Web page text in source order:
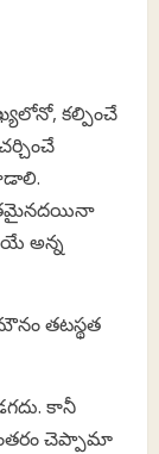
కల్పించే
అన్న
తటస్థత
కానీ
చెప్పామా